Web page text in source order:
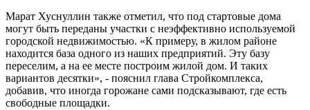
Марат Хуснуллин также отметил, что под стартовые дома
могут быть переданы участки с неэффективно используемой
городской недвижимостью. «К примеру, в жилом районе
находится база одного из наших предприятий. Эту базу
переселим, а на ее месте построим жилой дом. И таких
вариантов десятки», - пояснил глава Стройкомплекса,
добавив, что иногда горожане сами подсказывают, где есть
свободные площадки.